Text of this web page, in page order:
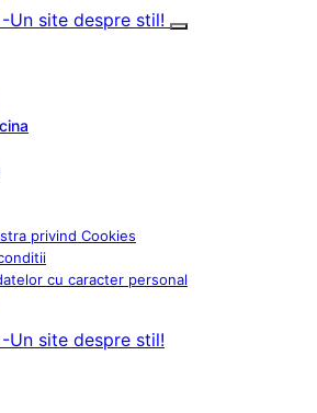
privind Cookies
cu caracter personal